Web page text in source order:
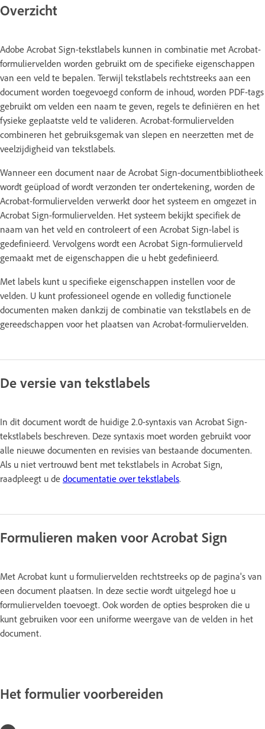
Overzicht
Adobe Acrobat Sign-tekstlabels kunnen in combinatie met Acrobat-
formuliervelden worden gebruikt om de specifieke eigenschappen
van een veld te bepalen. Terwijl tekstlabels rechtstreeks aan een
document worden toegevoegd conform de inhoud, worden PDF-tags
gebruikt om velden een naam te geven, regels te definiëren en het
fysieke geplaatste veld te valideren. Acrobat-formuliervelden
combineren het gebruiksgemak van slepen en neerzetten met de
veelzijdigheid van tekstlabels.
Wanneer een document naar de Acrobat Sign-documentbibliotheek
wordt geüpload of wordt verzonden ter ondertekening, worden de
Acrobat-formuliervelden verwerkt door het systeem en omgezet in
Acrobat Sign-formuliervelden. Het systeem bekijkt specifiek de
naam van het veld en controleert of een Acrobat Sign-label is
gedefinieerd. Vervolgens wordt een Acrobat Sign-formulierveld
gemaakt met de eigenschappen die u hebt gedefinieerd.
Met labels kunt u specifieke eigenschappen instellen voor de
velden. U kunt professioneel ogende en volledig functionele
documenten maken dankzij de combinatie van tekstlabels en de
gereedschappen voor het plaatsen van Acrobat-formuliervelden.
De versie van tekstlabels
In dit document wordt de huidige 2.0-syntaxis van Acrobat Sign-
tekstlabels beschreven. Deze syntaxis moet worden gebruikt voor
alle nieuwe documenten en revisies van bestaande documenten.
Als u niet vertrouwd bent met tekstlabels in Acrobat Sign,
raadpleegt u de documentatie over tekstlabels.
Formulieren maken voor Acrobat Sign
Met Acrobat kunt u formuliervelden rechtstreeks op de pagina's van
een document plaatsen. In deze sectie wordt uitgelegd hoe u
formuliervelden toevoegt. Ook worden de opties besproken die u
kunt gebruiken voor een uniforme weergave van de velden in het
document.
Het formulier voorbereiden